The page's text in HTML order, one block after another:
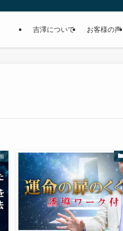
吉澤について お客様の声